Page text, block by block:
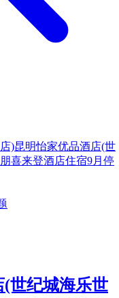
)昆明怡家优品酒店(世
喜来登酒店住宿9月 停
(世纪城海乐世